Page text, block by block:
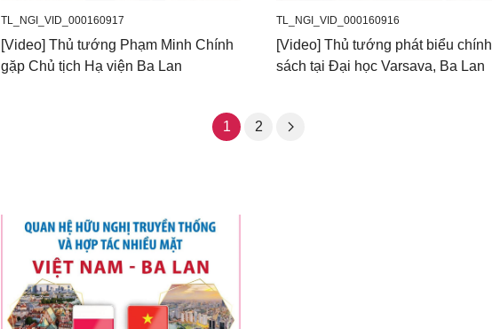
TL_NGI_VID_000160917
[Video] Thủ tướng Phạm Minh Chính
gặp Chủ tịch Hạ viện Ba Lan
TL_NGI_VID_000160916
[Video] Thủ tướng phát biểu chính
sách tại Đại học Varsava, Ba Lan
1 2